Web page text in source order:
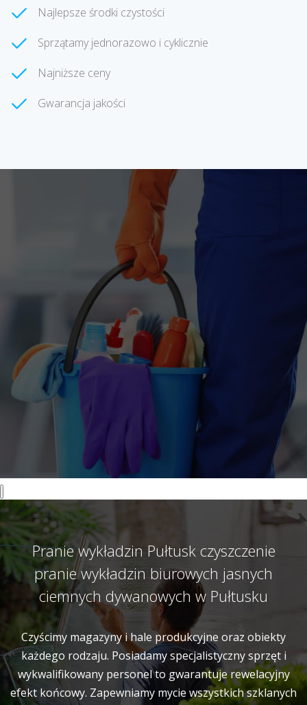
Najlepsze środki czystości
Sprzątamy jednorazowo i cyklicznie
Najniższe ceny
Gwarancja jakości
Pranie wykładzin Pułtusk czyszczenie
pranie wykładzin biurowych jasnych
ciemnych dywanowych w Pułtusku
Czyścimy magazyny i hale produkcyjne oraz obiekty
każdego rodzaju. Posiadamy specjalistyczny sprzęt i
wykwalifikowany personel to gwarantuje rewelacyjny
efekt końcowy. Zapewniamy mycie wszystkich szklanych